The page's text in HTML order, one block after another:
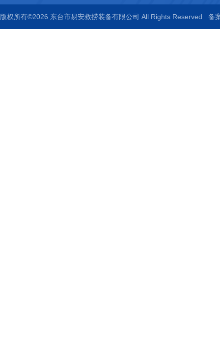
版权所有©2026 东台市易安救捞装备有限公司 All Rights Reserved 备